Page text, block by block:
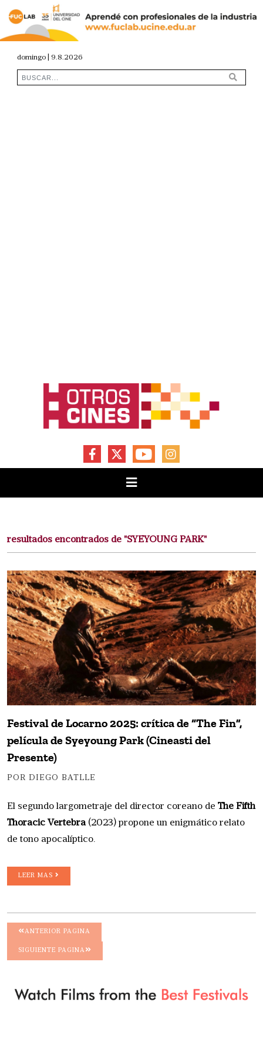
domingo | 9.8.2026
FACEBOOKYOUTUBEINSTAGRAM
resultados encontrados de "SYEYOUNG PARK"
Festival de Locarno 2025: crítica de “The Fin”,
película de Syeyoung Park (Cineasti del
Presente)
POR DIEGO BATLLE
El segundo largometraje del director coreano de The Fifth
Thoracic Vertebra(2023) propone un enigmático relato
de tono apocalíptico.
LEER MAS
ANTERIOR PAGINA
SIGUIENTE PAGINA